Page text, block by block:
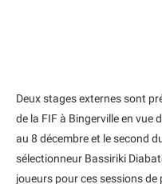
Deux stages externes sont
de la FIF à Bingerville en vue
au 8 décembre et le second
sélectionneur Bassiriki
joueurs pour ces sessions de